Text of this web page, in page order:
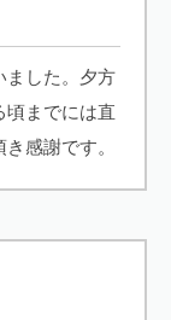
ました。夕方
頃までには直
感謝です。